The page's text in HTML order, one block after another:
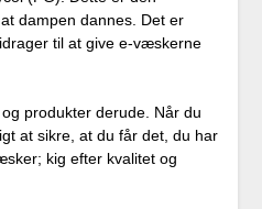
dampen dannes. Det er
til at give e-væskerne
produkter derude. Når du
at sikre, at du får det, du har
kig efter kvalitet og